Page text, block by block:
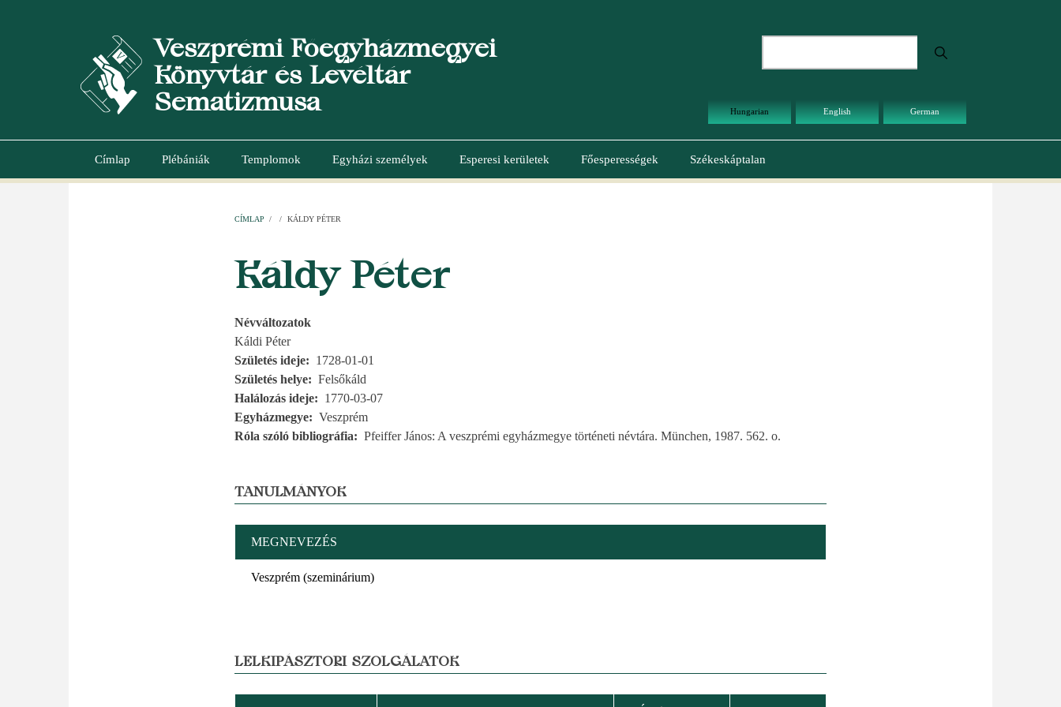
Veszprémi Főegyházmegyei
Könyvtár és Levéltár
Sematizmusa
Hungarian English German
Main
Címlap Plébániák Templomok Egyházi személyek Esperesi kerületek Főesperességek Székeskáptalan
CÍMLAP / / KÁLDY PÉTER
Káldy Péter
Névváltozatok
Káldi Péter
Születés ideje
1728-01-01
Születés helye
Felsőkáld
Halálozás ideje
1770-03-07
Egyházmegye
Veszprém
Róla szóló bibliográfia
Pfeiffer János: A veszprémi egyházmegye történeti névtára. München, 1987. 562. o.
TANULMÁNYOK
MEGNEVEZÉS
Veszprém (szeminárium)
LELKIPÁSZTORI SZOLGÁLATOK